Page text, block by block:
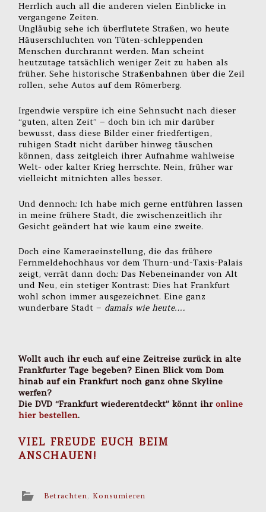
Herrlich auch all die anderen vielen Einblicke in
vergangene Zeiten.
Ungläubig sehe ich überflutete Straßen, wo heute
Häuserschluchten von Tüten-schleppenden
Menschen durchrannt werden. Man scheint
heutzutage tatsächlich weniger Zeit zu haben als
früher. Sehe historische Straßenbahnen über die Zeil
rollen, sehe Autos auf dem Römerberg.
Irgendwie verspüre ich eine Sehnsucht nach dieser
“guten, alten Zeit” – doch bin ich mir darüber
bewusst, dass diese Bilder einer friedfertigen,
ruhigen Stadt nicht darüber hinweg täuschen
können, dass zeitgleich ihrer Aufnahme wahlweise
Welt- oder kalter Krieg herrschte. Nein, früher war
vielleicht mitnichten alles besser.
Und dennoch: Ich habe mich gerne entführen lassen
in meine frühere Stadt, die zwischenzeitlich ihr
Gesicht geändert hat wie kaum eine zweite.
Doch eine Kameraeinstellung, die das frühere
Fernmeldehochhaus vor dem Thurn-und-Taxis-Palais
zeigt, verrät dann doch: Das Nebeneinander von Alt
und Neu, ein stetiger Kontrast: Dies hat Frankfurt
wohl schon immer ausgezeichnet. Eine ganz
wunderbare Stadt – damals wie heute….
Wollt auch ihr euch auf eine Zeitreise zurück in alte
Frankfurter Tage begeben? Einen Blick vom Dom
hinab auf ein Frankfurt noch ganz ohne Skyline
werfen?
Die DVD “Frankfurt wiederentdeckt” könnt ihronline
hier bestellen.
VIEL FREUDE EUCH BEIM
ANSCHAUEN!
Betrachten, Konsumieren